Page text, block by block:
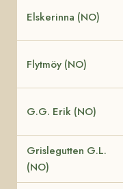
Elskerinna (NO)
Flytmöy (NO)
G.G. Erik (NO)
Grislegutten G.L.
(NO)